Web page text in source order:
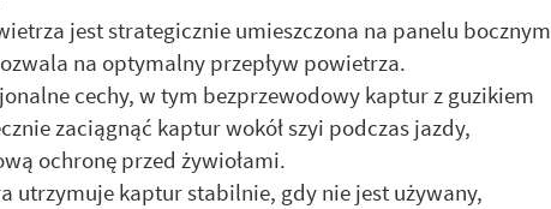
jest strategicznie umieszczona na panelu bocznym
na optymalny przepływ powietrza.
cechy, w tym bezprzewodowy kaptur z guzikiem
zaciągnąć kaptur wokół szyi podczas jazdy,
ochronę przed żywiołami.
utrzymuje kaptur stabilnie, gdy nie jest używany,